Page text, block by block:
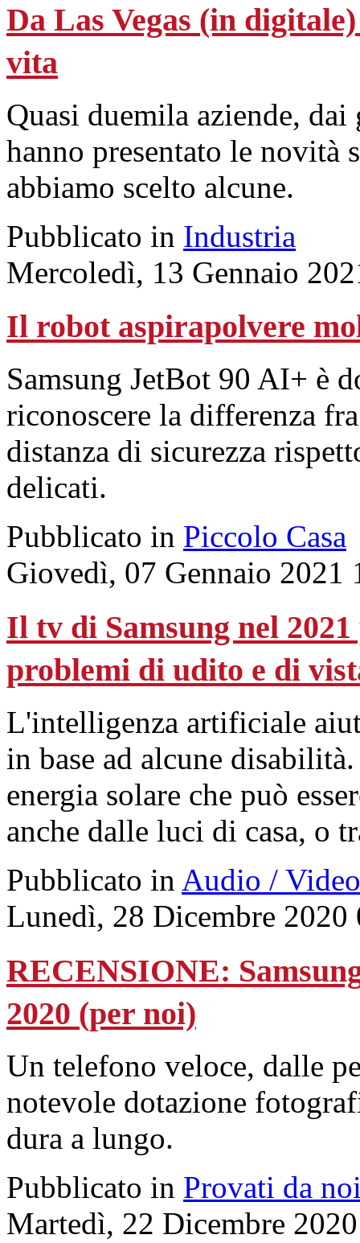
Da Las Vegas (in
vita
Quasi duemila aziende,
hanno presentato le novità
abbiamo scelto alcune.
Pubblicato in Industria
Mercoledì, 13 Gennaio
Il robot aspirapolvere
Samsung JetBot 90 AI+ è
riconoscere la differenza
distanza di sicurezza
delicati.
Pubblicato in Piccolo Casa
Giovedì, 07 Gennaio 2021
Il tv di Samsung nel
problemi di udito e di
L'intelligenza artificiale
in base ad alcune
energia solare che può
anche dalle luci di casa, o
Pubblicato in Audio / Video
Lunedì, 28 Dicembre 2020
RECENSIONE:
2020 (per noi)
Un telefono veloce, dalle
notevole dotazione
dura a lungo.
Pubblicato in Provati da
Martedì, 22 Dicembre